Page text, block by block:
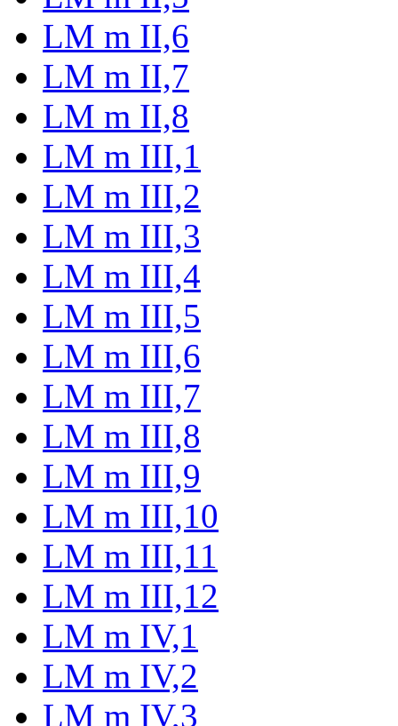
LM m II,6
LM m II,7
LM m II,8
LM m III,1
LM m III,2
LM m III,3
LM m III,4
LM m III,5
LM m III,6
LM m III,7
LM m III,8
LM m III,9
LM m III,10
LM m III,11
LM m III,12
LM m IV,1
LM m IV,2
LM m IV,3